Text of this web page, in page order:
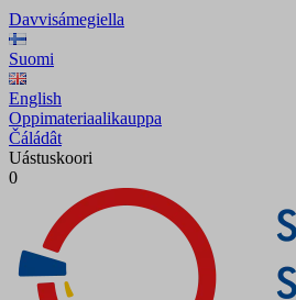
Davvisámegiella
Suomi
English
Oppimateriaalikauppa
Čáládât
Uástuskoori
0